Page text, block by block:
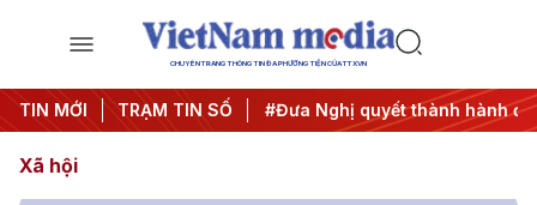
CHUYÊN TRANG THÔNG TIN ĐA PHƯƠNG TIỆN CỦA TTXVN
TIN MỚI TRẠM TIN SỐ
ương 3 #APEC 2027 #Đưa Nghị quyết thành hành
Xã hội